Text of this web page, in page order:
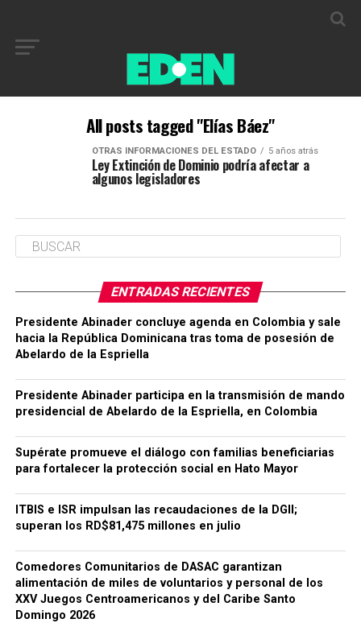
All posts tagged "Elías Báez"
OTRAS INFORMACIONES DEL ESTADO 5 años atrás
Ley Extinción de Dominio podría afectar a
algunos legisladores
ENTRADAS RECIENTES
Presidente Abinader concluye agenda en Colombia y sale
hacia la República Dominicana tras toma de posesión de
Abelardo de la Espriella
Presidente Abinader participa en la transmisión de mando
presidencial de Abelardo de la Espriella, en Colombia
Supérate promueve el diálogo con familias beneficiarias
para fortalecer la protección social en Hato Mayor
ITBIS e ISR impulsan las recaudaciones de la DGII;
superan los RD$81,475 millones en julio
Comedores Comunitarios de DASAC garantizan
alimentación de miles de voluntarios y personal de los
XXV Juegos Centroamericanos y del Caribe Santo
Domingo 2026